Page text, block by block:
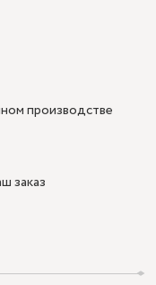
производстве
заказ